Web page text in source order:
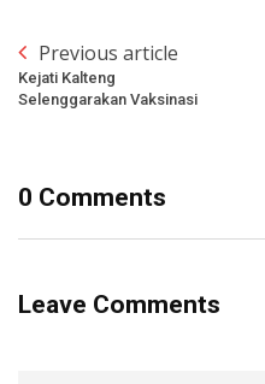
Previous article
Kejati Kalteng
Selenggarakan Vaksinasi
0 Comments
Leave Comments